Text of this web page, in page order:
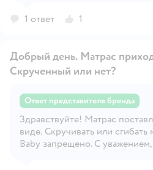
1 ответ 1
Добрый день. Матрас
Скрученный или нет?
Ответ представителя бренда
Здравствуйте! Матрас
виде. Скручивать или
Baby запрещено. С